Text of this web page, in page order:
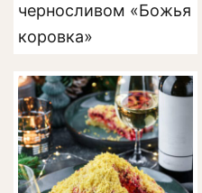
черносливом «Божья
коровка»